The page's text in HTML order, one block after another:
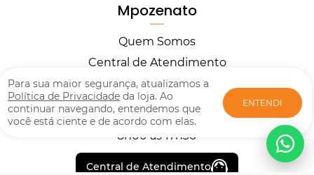
Para sua maior segurança, atualizamos a
Política de Privacidade da loja. Ao
continuar navegando, entendemos que
você está ciente e de acordo com elas.
ENTENDI
Mpozenato
Quem Somos
Central de Atendimento
Horários
Segunda à Sexta
8h00 às 17h30
Central de Atendimento